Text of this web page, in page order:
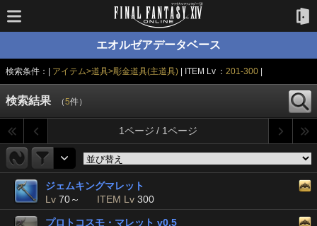
エオルゼアデータベース
検索条件：| アイテム>道具>彫金道具(主道具) | ITEM Lv ：201-300
検索結果 （5件）
1ページ / 1ページ
ジェムキングマレット
Lv 70～ ITEM Lv 300
プロトコスモ・マレット v0.5